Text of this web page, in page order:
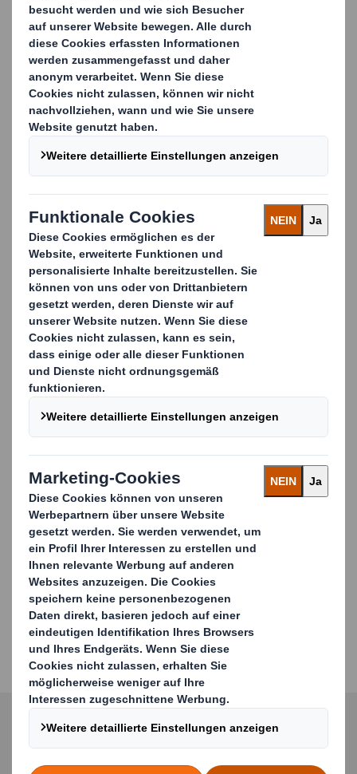
Unter Einsatz modernster Technologien entwickeln
wir Verpackungsmaschinen, die exakt auf Ihre
Wünsche und Bedürfnisse zugeschnitten sind und
zu einer Optimierung Ihrer automatisierten
Verpackungsprozesse beitragen.
Mit über 25 Jahren Erfahrung entwickeln wir
innovative Lösungen, die Ihren wechselnden Bedarf
bei der Automatisierung berücksichtigen. Dies kann
beispielsweise den Einsatz von Recycling-Papieren,
die Senkung des Flächengewichts Ihrer
Verpackungen oder die Optimierung Ihrer
logistischen Prozesse umfassen.
Unsere Automatisierungslösungen auf neuestem
Stand der Technik gewährleisten eine hohe
Effizienz, hohe Präzision und Reproduzierbarkeit
sowie gesteigerte Produktivität.
Unsere Produktpalette reicht von
Kartonaufrichtern über Kartonverschließer bis zur
kompletten Endverpackungslinie. Ebenso bieten
wir spezielle Lösungen an, um die Beladung oder
die manuelle Formung Ihrer Kartonverpackungen
zu erleichtern.
Alle Automatisierungsprojekte stehen im Fokus
einer ganzheitlichen Betrachtung des optimalen
Zusammenspiels von Verpackung und Maschine.
Entdecken Sie unsere